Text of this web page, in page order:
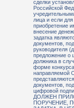
сделки
Российской
лица и если для
приобретение
внесение
задатка
документов,
руководителя
предложение о
должника в
форме
направляемой
документов,
цифровой
ДОЛЖЕН
ПОРУЧЕНИЕ,